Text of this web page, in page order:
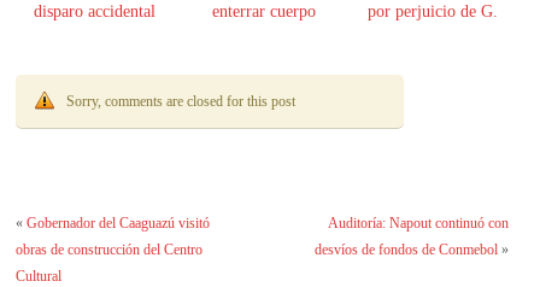
disparo accidental
enterrar cuerpo
por perjuicio de G.
Sorry, comments are closed for this post
«Gobernador del Caaguazú visitó
obras de construcción del Centro
Cultural
Auditoría: Napout continuó con
desvíos de fondos de Conmebol»